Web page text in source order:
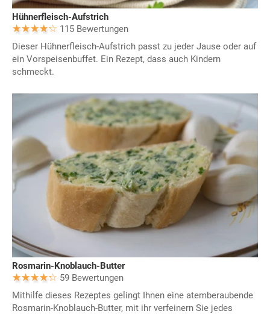
Hühnerfleisch-Aufstrich
115 Bewertungen
Dieser Hühnerfleisch-Aufstrich passt zu jeder Jause oder auf
ein Vorspeisenbuffet. Ein Rezept, dass auch Kindern
schmeckt.
Rosmarin-Knoblauch-Butter
59 Bewertungen
Mithilfe dieses Rezeptes gelingt Ihnen eine atemberaubende
Rosmarin-Knoblauch-Butter, mit ihr verfeinern Sie jedes